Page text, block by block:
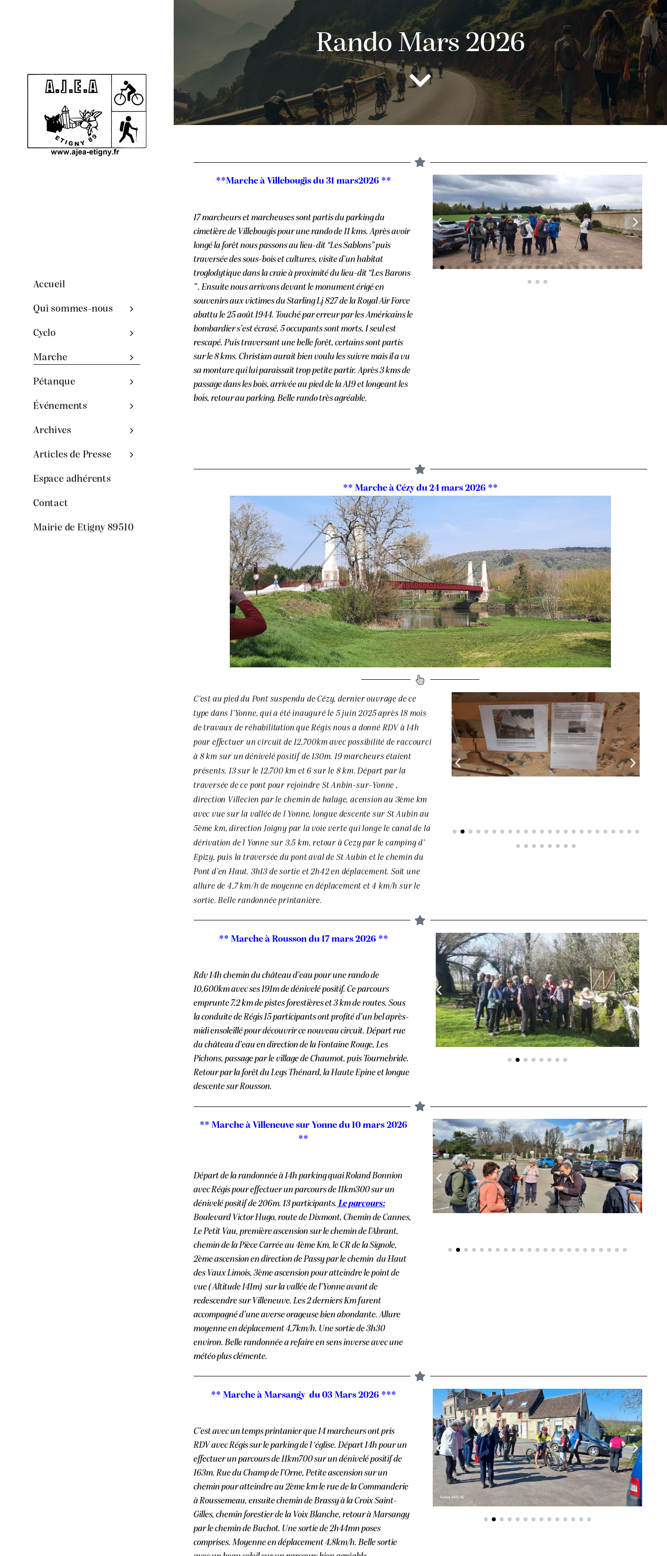
Accueil
Qui sommes-nous
Cyclo
Marche
Pétanque
Événements
Archives
Articles de Presse
Espace adhérents
Contact
Mairie de Etigny 89510
Rando Mars 2026
**Marche à Villebougis du 31 mars2026 **
17 marcheurs et marcheuses sont partis du parking du
cimetière de Villebougis pour une rando de 11 kms. Après avoir
longé la forêt nous passons au lieu-dit “Les Sablons” puis
traversée des sous-bois et cultures, visite d’un habitat
troglodytique dans la craie à proximité du lieu-dit “Les Barons
” . Ensuite nous arrivons devant le monument érigé en
souvenirs aux victimes du Starling Lj 827 de la Royal Air Force
abattu le 25 août 1944. Touché par erreur par les Américains le
bombardier s’est écrasé, 5 occupants sont morts, 1 seul est
rescapé. Puis traversant une belle forêt, certains sont partis
sur le 8 kms. Christian aurait bien voulu les suivre mais il a vu
sa monture qui lui paraissait trop petite partir. Après 3 kms de
passage dans les bois, arrivée au pied de la A19 et longeant les
bois, retour au parking. Belle rando très agréable.
** Marche à Cézy du 24 mars 2026 **
C’est au pied duPont suspendu de Cézy, dernier ouvrage de ce
type dans l’Yonne, qui a été inauguré le 5 juin 2025 après 18 mois
de travaux de réhabilitationque Régis nous a donné RDV à 14h
pour effectuer un circuit de 12,700km avec possibilité de raccourci
à 8 km sur un dénivelé positif de 130m. 19 marcheurs étaient
présents. 13 sur le 12.700 km et 6 sur le 8 km. Départ par la
traversée de ce pont pour rejoindre St Anbin-sur-Yonne ,
direction Villecien par le chemin de halage, acension au 3ème km
avec vue sur la vallée de l Yonne, longue descente sur St Aubin au
5ème km, direction Joigny par la voie verte qui longe le canal de la
dérivation de l Yonne sur 3.5 km, retour à Cezy par le camping d’
Epizy, puis la traversée du pont aval de St Aubin et le chemin du
Pont d’en Haut. 3h13 de sortie et 2h42 en déplacement. Soit une
allure de 4,7 km/h de moyenne en déplacement et 4 km/h sur le
sortie. Belle randonnée printanière.
** Marche à Rousson du 17 mars 2026 **
Rdv 14h chemin du château d’eau pour une rando de
10,600km avec ses 191m de dénivelé positif. Ce parcours
emprunte 7,2 km de pistes forestières et 3 km de routes. Sous
la conduite de Régis 15 participants ont profité d’un bel après-
midi ensoleillé pour découvrir ce nouveau circuit. Départ rue
du château d’eau en direction de la Fontaine Rouge, Les
Pichons, passage par le village de Chaumot, puis Tournebride.
Retour par la forêt du Legs Thénard, la Haute Epine et longue
descente sur Rousson.
** Marche à Villeneuve sur Yonne du 10 mars 2026
**
Départ de la randonnée à 14h parking quai Roland Bonnion
avec Régis pour effectuer un parcours de 11km300 sur un
dénivelé positif de 206m. 13 participants. Le parcours:
Boulevard Victor Hugo, route de Dixmont, Chemin de Cannes,
Le Petit Vau, première ascension sur le chemin de l’Abrant,
chemin de la Pièce Carrée au 4ème Km, le CR de la Signole,
2ème ascension en direction de Passy par le chemin du Haut
des Vaux Limois, 3ème ascension pour atteindre le point de
vue ( Altitude 141m) sur la vallée de l’Yonne avant de
redescendre sur Villeneuve. Les 2 derniers Km furent
accompagné d’une averse orageuse bien abondante. Allure
moyenne en déplacement 4,7km/h. Une sortie de 3h30
environ. Belle randonnée a refaire en sens inverse avec une
météo plus clémente.
** Marche à Marsangy du 03 Mars 2026 ***
C’est avec un temps printanier que 14 marcheurs ont pris
RDV avec Régis sur le parking de l ‘église. Départ 14h pour un
effectuer un parcours de 11km700 sur un dénivelé positif de
163m. Rue du Champ de l’Orne, Petite ascension sur un
chemin pour atteindre au 2ème km le rue de la Commanderie
à Roussemeau, ensuite chemin de Brassy à la Croix Saint-
Gilles, chemin forestier de la Voix Blanche, retour à Marsangy
par le chemin de Buchot. Une sortie de 2h44mn poses
comprises. Moyenne en déplacement 4,8km/h. Belle sortie